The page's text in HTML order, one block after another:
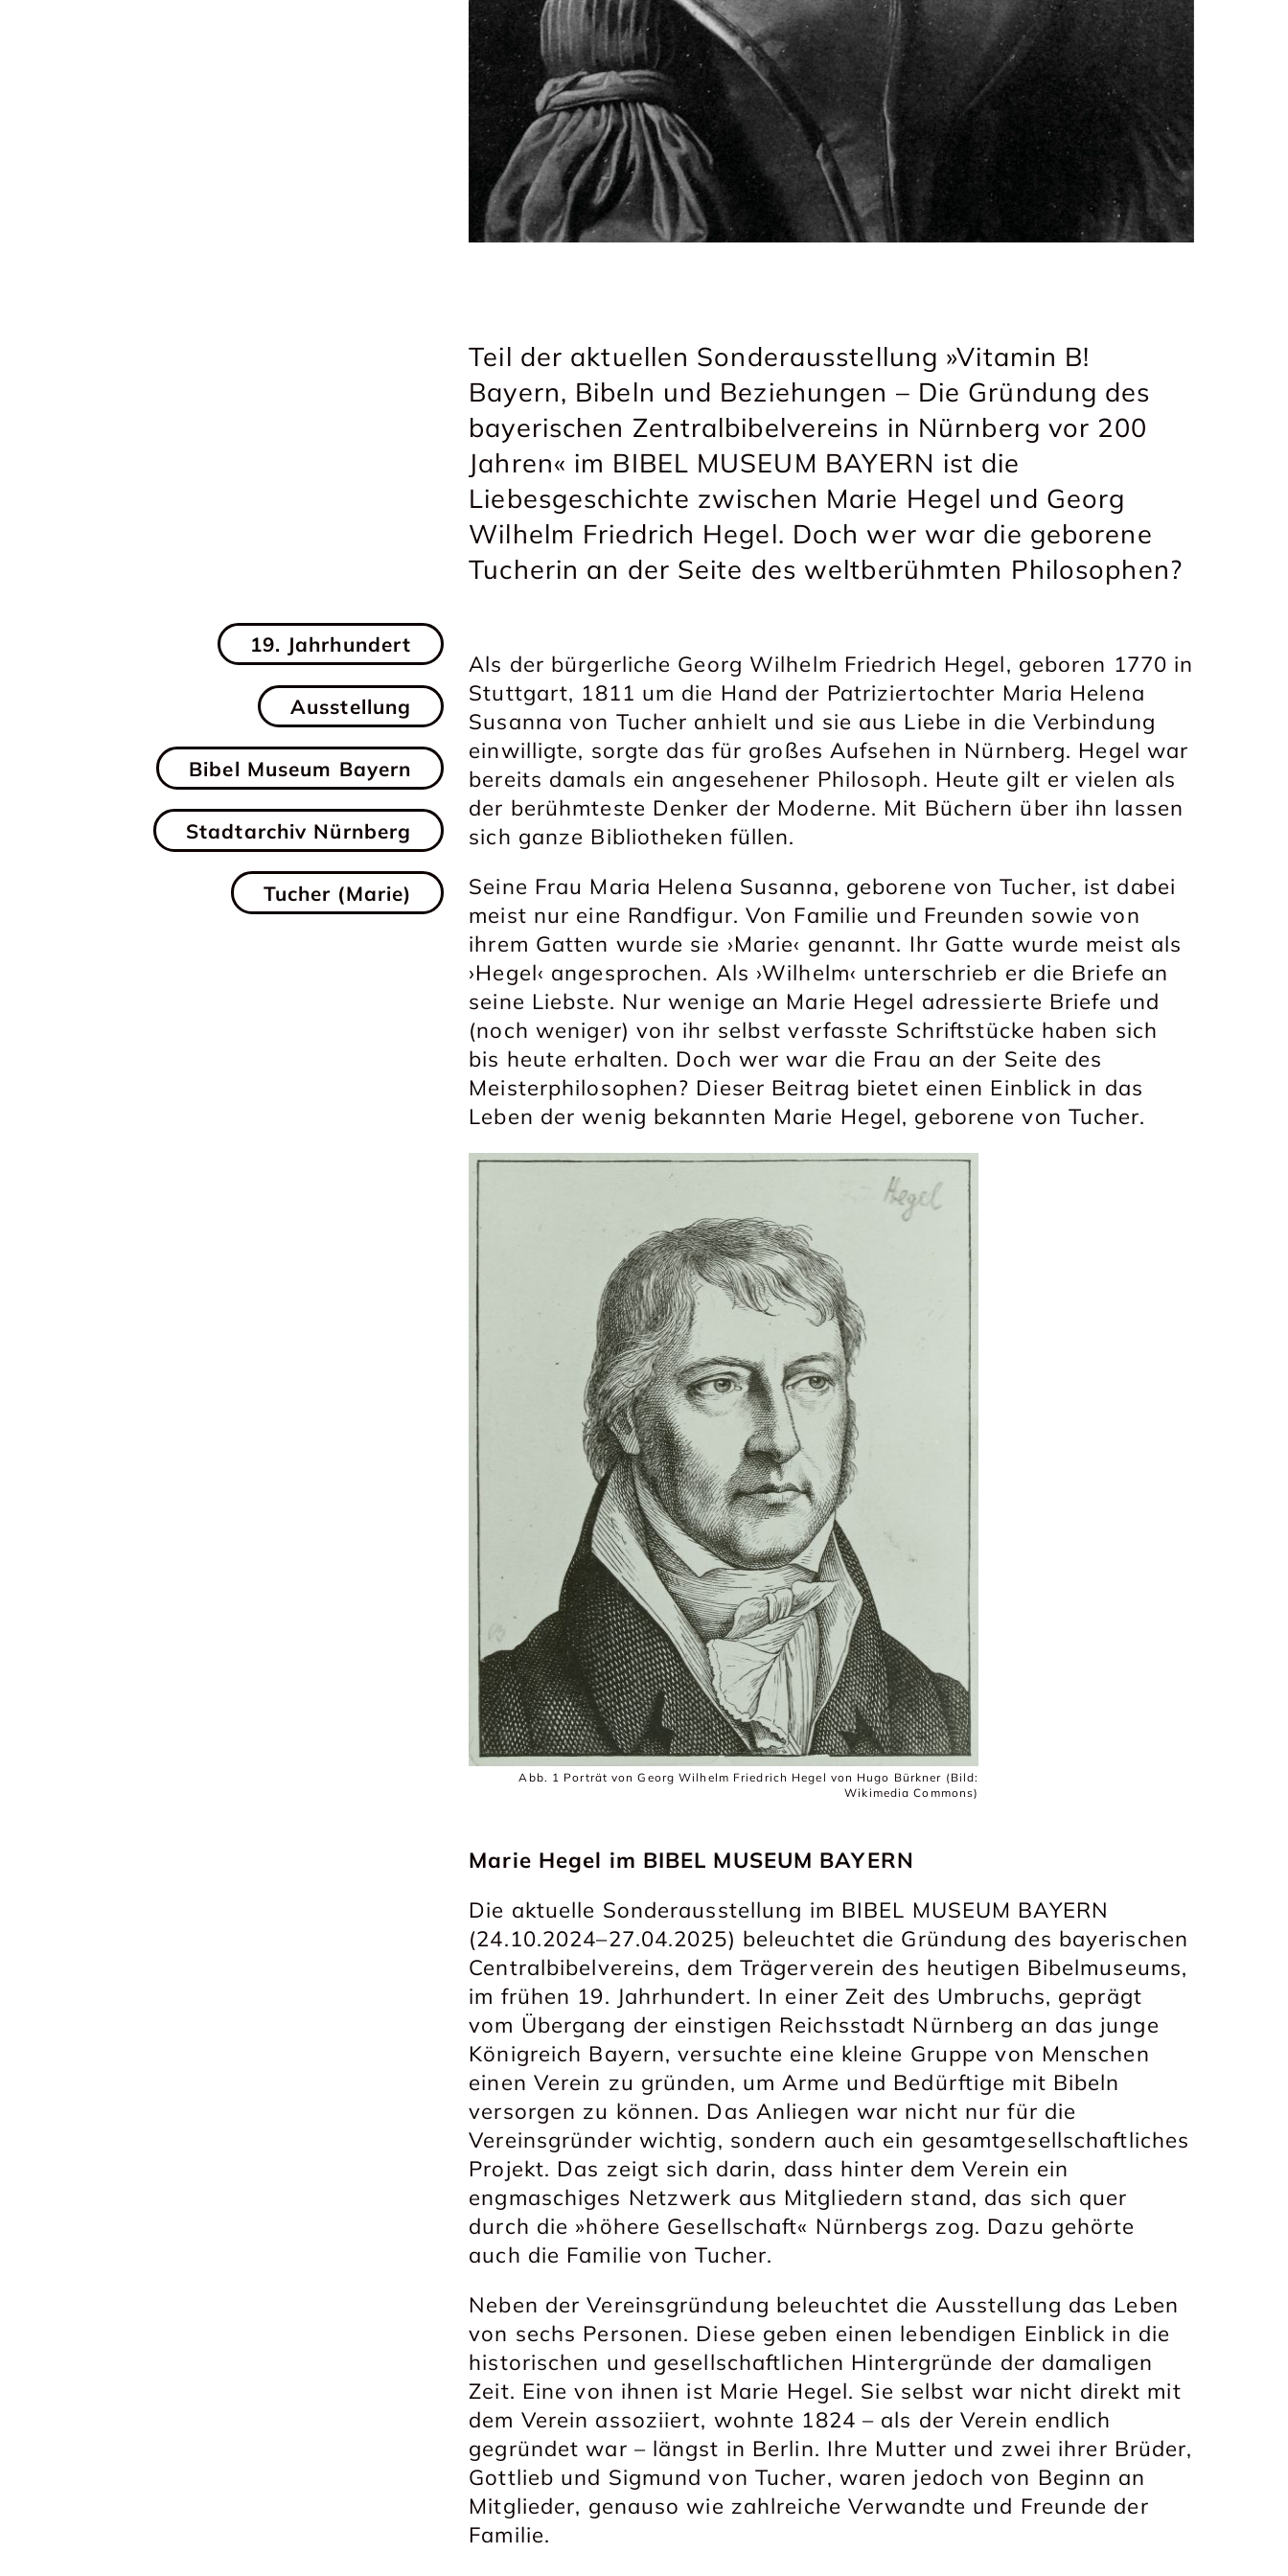
Teil der aktuellen Sonderausstellung »Vitamin B!
Bayern, Bibeln und Beziehungen – Die Gründung des
bayerischen Zentralbibelvereins in Nürnberg vor 200
Jahren« im BIBEL MUSEUM BAYERN ist die
Liebesgeschichte zwischen Marie Hegel und Georg
Wilhelm Friedrich Hegel. Doch wer war die geborene
Tucherin an der Seite des weltberühmten Philosophen?
19. Jahrhundert
Ausstellung
Bibel Museum Bayern
Stadtarchiv Nürnberg
Tucher (Marie)
Als der bürgerliche Georg Wilhelm Friedrich Hegel, geboren 1770 in
Stuttgart, 1811 um die Hand der Patriziertochter Maria Helena
Susanna von Tucher anhielt und sie aus Liebe in die Verbindung
einwilligte, sorgte das für großes Aufsehen in Nürnberg. Hegel war
bereits damals ein angesehener Philosoph. Heute gilt er vielen als
der berühmteste Denker der Moderne. Mit Büchern über ihn lassen
sich ganze Bibliotheken füllen.
Seine Frau Maria Helena Susanna, geborene von Tucher, ist dabei
meist nur eine Randfigur. Von Familie und Freunden sowie von
ihrem Gatten wurde sie ›Marie‹ genannt. Ihr Gatte wurde meist als
›Hegel‹ angesprochen. Als ›Wilhelm‹ unterschrieb er die Briefe an
seine Liebste. Nur wenige an Marie Hegel adressierte Briefe und
(noch weniger) von ihr selbst verfasste Schriftstücke haben sich
bis heute erhalten. Doch wer war die Frau an der Seite des
Meisterphilosophen? Dieser Beitrag bietet einen Einblick in das
Leben der wenig bekannten Marie Hegel, geborene von Tucher.
Abb. 1 Porträt von Georg Wilhelm Friedrich Hegel von Hugo Bürkner (Bild:
Wikimedia Commons)
Marie Hegel im BIBEL MUSEUM BAYERN
Die aktuelle Sonderausstellung im BIBEL MUSEUM BAYERN
(24.10.2024–27.04.2025) beleuchtet die Gründung des bayerischen
Centralbibelvereins, dem Trägerverein des heutigen Bibelmuseums,
im frühen 19. Jahrhundert. In einer Zeit des Umbruchs, geprägt
vom Übergang der einstigen Reichsstadt Nürnberg an das junge
Königreich Bayern, versuchte eine kleine Gruppe von Menschen
einen Verein zu gründen, um Arme und Bedürftige mit Bibeln
versorgen zu können. Das Anliegen war nicht nur für die
Vereinsgründer wichtig, sondern auch ein gesamtgesellschaftliches
Projekt. Das zeigt sich darin, dass hinter dem Verein ein
engmaschiges Netzwerk aus Mitgliedern stand, das sich quer
durch die »höhere Gesellschaft« Nürnbergs zog. Dazu gehörte
auch die Familie von Tucher.
Neben der Vereinsgründung beleuchtet die Ausstellung das Leben
von sechs Personen. Diese geben einen lebendigen Einblick in die
historischen und gesellschaftlichen Hintergründe der damaligen
Zeit. Eine von ihnen ist Marie Hegel. Sie selbst war nicht direkt mit
dem Verein assoziiert, wohnte 1824 – als der Verein endlich
gegründet war – längst in Berlin. Ihre Mutter und zwei ihrer Brüder,
Gottlieb und Sigmund von Tucher, waren jedoch von Beginn an
Mitglieder, genauso wie zahlreiche Verwandte und Freunde der
Familie.